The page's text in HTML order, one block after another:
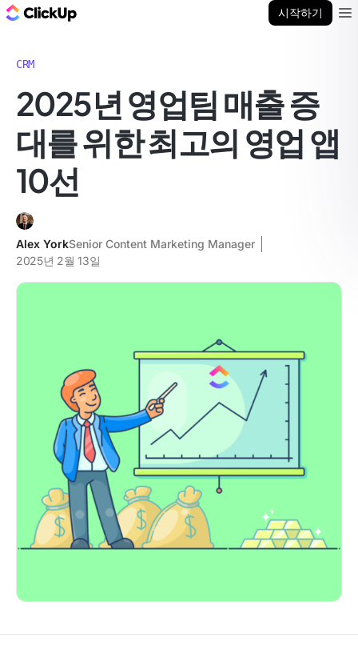
시작하기
CRM
2025년 영업팀 매출 증
대를 위한 최고의 영업 앱
10선
Alex YorkSenior Content Marketing Manager
2025년 2월 13일